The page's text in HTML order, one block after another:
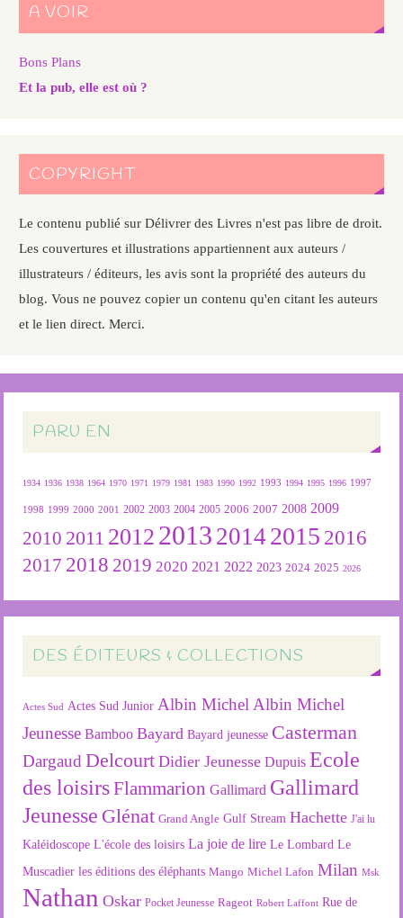
A VOIR
Bons Plans
Et la pub, elle est où ?
COPYRIGHT
Le contenu publié sur Délivrer des Livres n'est pas libre de droit.
Les couvertures et illustrations appartiennent aux auteurs /
illustrateurs / éditeurs, les avis sont la propriété des auteurs du
blog. Vous ne pouvez copier un contenu qu'en citant les auteurs
et le lien direct. Merci.
PARU EN
1934 1936 1938 1964 1970 1971 1979 1981 1983 1990 1992 1993 1994 1995 1996 1997
1998 1999 2000 2001 2002 2003 2004 2005 2006 2007 2008 2009
2010 2011 2012 2013 2014 2015 2016
2017 2018 2019 2020 2021 2022 2023 2024 2025 2026
DES ÉDITEURS & COLLECTIONS
Actes Sud Actes Sud Junior Albin Michel Albin Michel
Jeunesse Bamboo Bayard Bayard jeunesse Casterman
Dargaud Delcourt Didier Jeunesse Dupuis Ecole
des loisirsFlammarion Gallimard Gallimard
Jeunesse Glénat Grand Angle Gulf Stream Hachette J'ai lu
Kaléidoscope L'école des loisirs La joie de lire Le Lombard Le
Muscadier les éditions des éléphants Mango Michel Lafon Milan Msk
Nathan Oskar Pocket Jeunesse Rageot Robert Laffont Rue de